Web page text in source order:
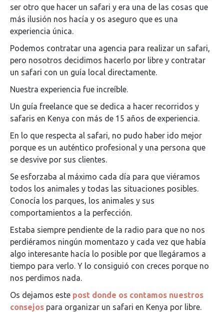
ser otro que hacer un safari y era una de las cosas que
más ilusión nos hacía y os aseguro que es una
experiencia única.
Podemos contratar una agencia para realizar un safari,
pero nosotros decidimos hacerlo por libre y contratar
un safari con un guía local directamente.
Nuestra experiencia fue increíble.
Un guía freelance que se dedica a hacer recorridos y
safaris en Kenya con más de 15 años de experiencia.
En lo que respecta al safari, no pudo haber ido mejor
porque es un auténtico profesional y una persona que
se desvive por sus clientes.
Se esforzaba al máximo cada día para que viéramos
todos los animales y todas las situaciones posibles.
Conocía los parques, los animales y sus
comportamientos a la perfección.
Estaba siempre pendiente de la radio para que no nos
perdiéramos ningún momentazo y cada vez que había
algo interesante hacía lo posible por que llegáramos a
tiempo para verlo. Y lo consiguió con creces porque no
nos perdimos nada.
Os dejamos este post donde os contamos nuestros
consejos para organizar un safari en Kenya por libre.